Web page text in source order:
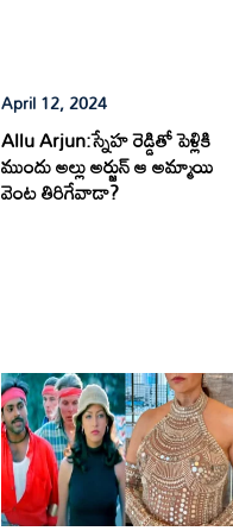
April 12, 2024
Allu Arjun:స్నేహ రెడ్డితో పెళ్లికి
ముందు అల్లు అర్జున్ ఆ అమ్మాయి
వెంట తిరిగేవాడా?